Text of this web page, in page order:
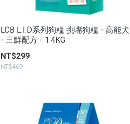
LCB L.I.D系列狗糧 挑嘴狗糧 - 高能犬
- 三鮮配方 - 1.4KG
NT$299
NT$469